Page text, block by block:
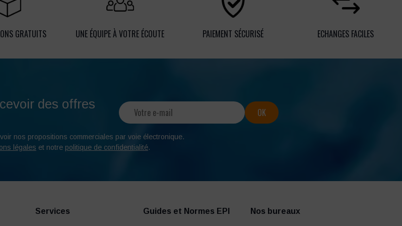
GRATUITS UNE ÉQUIPE À VOTRE ÉCOUTE PAIEMENT SÉCURISÉ ECHANGES FACILES
des offres
nos propositions commerciales par voie électronique.
légales et notre politique de confidentialité.
Services Guides et Normes EPI Nos bureaux